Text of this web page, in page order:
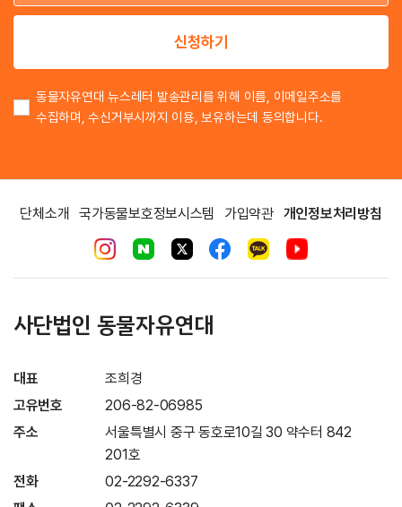
이
신청하기
동물자유연대 뉴스레터 발송관리를 위해 이름, 이메일주소를
수집하며, 수신거부시까지 이용, 보유하는데 동의합니다.
단체소개 국가동물보호정보시스템 가입약관 개인정보처리방침
사단법인 동물자유연대
대표
조희경
고유번호
206-82-06985
주소
서울특별시 중구 동호로10길 30 약수터 842
201호
전화
02-2292-6337